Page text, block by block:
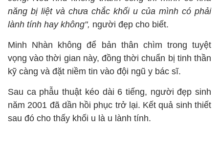
năng bị liệt và chưa chắc khối u của mình có phải
lành tính hay không", người đẹp cho biết.
Minh Nhàn không để bản thân chìm trong tuyệt
vọng vào thời gian này, đồng thời chuẩn bị tinh thần
kỹ càng và đặt niềm tin vào đội ngũ y bác sĩ.
Sau ca phẫu thuật kéo dài 6 tiếng, người đẹp sinh
năm 2001 đã dần hồi phục trở lại. Kết quả sinh thiết
sau đó cho thấy khối u là u lành tính.